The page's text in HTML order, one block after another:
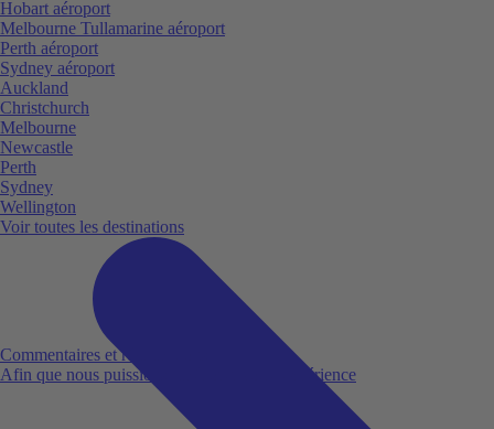
Commentaires et réclamations
Afin que nous puissions améliorer votre expérience
Hobart aéroport
Melbourne Tullamarine aéroport
Perth aéroport
Sydney aéroport
Auckland
Christchurch
Melbourne
Newcastle
Perth
Sydney
Wellington
Voir toutes les destinations